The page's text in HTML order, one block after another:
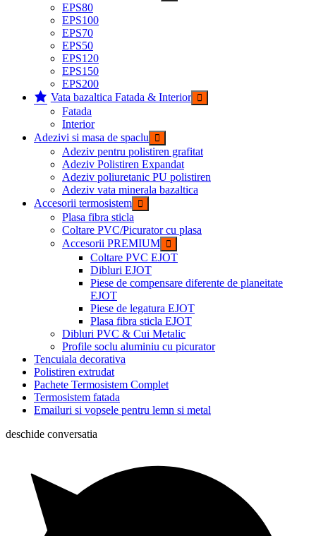
EPS80
EPS100
EPS70
EPS50
EPS120
EPS150
EPS200
Vata bazaltica Fatada & Interior
Fatada
Interior
Adezivi si masa de spaclu
Adeziv pentru polistiren grafitat
Adeziv Polistiren Expandat
Adeziv poliuretanic PU polistiren
Adeziv vata minerala bazaltica
Accesorii termosistem
Plasa fibra sticla
Coltare PVC/Picurator cu plasa
Accesorii PREMIUM
Coltare PVC EJOT
Dibluri EJOT
Piese de compensare diferente de planeitate
EJOT
Piese de legatura EJOT
Plasa fibra sticla EJOT
Dibluri PVC & Cui Metalic
Profile soclu aluminiu cu picurator
Tencuiala decorativa
Polistiren extrudat
Pachete Termosistem Complet
Termosistem fatada
Emailuri si vopsele pentru lemn si metal
deschide conversatia